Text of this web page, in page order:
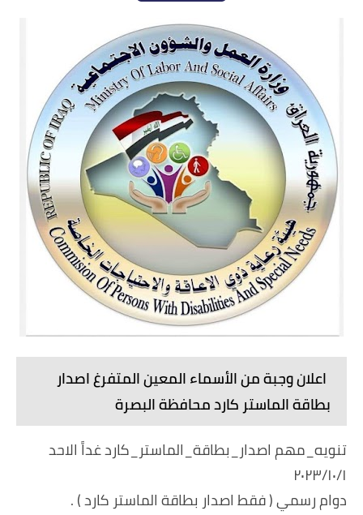
اعلان وجبة من الأسماء المعين المتفرغ اصدار
بطاقة الماستر كارد محافظة البصرة
تنويه_مهم اصدار_بطاقة_الماستر_كارد غداً الاحد
٢٠٢٣/١٠/١
دوام رسمي ( فقط اصدار بطاقة الماستر كارد ) .